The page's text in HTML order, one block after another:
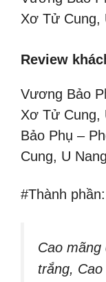
Xơ Tử Cung,
Review
Vương Bảo
Xơ Tử Cung,
Bảo Phụ –
Cung, U
#Thành phần:
Cao mãng
trắng,